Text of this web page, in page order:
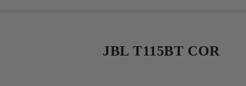
JBL T115BT COR